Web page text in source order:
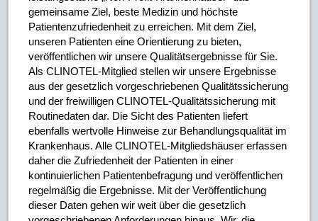
gemeinsame Ziel, beste Medizin und höchste
Patientenzufriedenheit zu erreichen. Mit dem Ziel,
unseren Patienten eine Orientierung zu bieten,
veröffentlichen wir unsere Qualitätsergebnisse für Sie.
Als CLINOTEL-Mitglied stellen wir unsere Ergebnisse
aus der gesetzlich vorgeschriebenen Qualitätssicherung
und der freiwilligen CLINOTEL-Qualitätssicherung mit
Routinedaten dar. Die Sicht des Patienten liefert
ebenfalls wertvolle Hinweise zur Behandlungsqualität im
Krankenhaus. Alle CLINOTEL-Mitgliedshäuser erfassen
daher die Zufriedenheit der Patienten in einer
kontinuierlichen Patientenbefragung und veröffentlichen
regelmäßig die Ergebnisse. Mit der Veröffentlichung
dieser Daten gehen wir weit über die gesetzlich